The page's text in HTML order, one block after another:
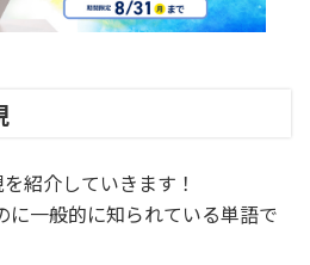
紹介していきます！
に一般的に知られている単語で